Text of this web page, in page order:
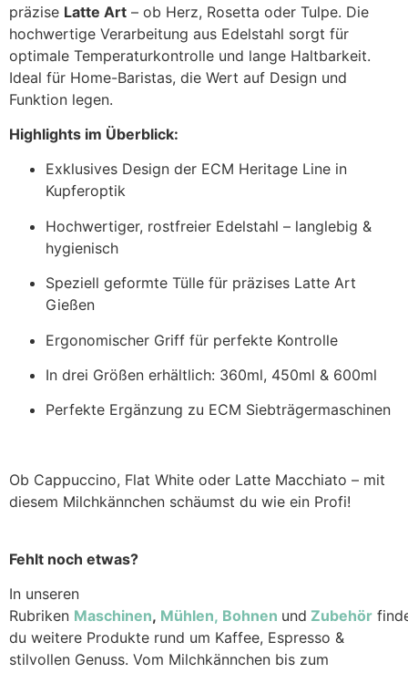
präzise Latte Art – ob Herz, Rosetta oder Tulpe. Die
hochwertige Verarbeitung aus Edelstahl sorgt für
optimale Temperaturkontrolle und lange Haltbarkeit.
Ideal für Home-Baristas, die Wert auf Design und
Funktion legen.
Highlights im Überblick:
Exklusives Design der ECM Heritage Line in
Kupferoptik
Hochwertiger, rostfreier Edelstahl – langlebig &
hygienisch
Speziell geformte Tülle für präzises Latte Art
Gießen
Ergonomischer Griff für perfekte Kontrolle
In drei Größen erhältlich: 360ml, 450ml & 600ml
Perfekte Ergänzung zu ECM Siebträgermaschinen
Ob Cappuccino, Flat White oder Latte Macchiato – mit
diesem Milchkännchen schäumst du wie ein Profi!
Fehlt noch etwas?
In unseren
Rubriken Maschinen, Mühlen, Bohnen und Zubehör
du weitere Produkte rund um Kaffee, Espresso &
stilvollen Genuss. Vom Milchkännchen bis zum